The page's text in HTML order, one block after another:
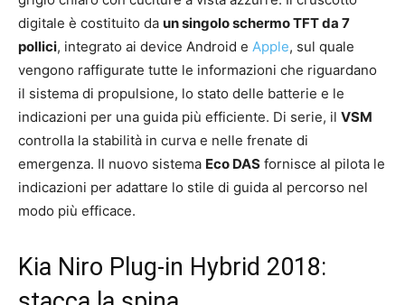
digitale è costituito da un singolo schermo TFT da 7
pollici, integrato ai device Android e Apple, sul quale
vengono raffigurate tutte le informazioni che riguardano
il sistema di propulsione, lo stato delle batterie e le
indicazioni per una guida più efficiente. Di serie, il VSM
controlla la stabilità in curva e nelle frenate di
emergenza. Il nuovo sistema Eco DAS fornisce al pilota le
indicazioni per adattare lo stile di guida al percorso nel
modo più efficace.
Kia Niro Plug-in Hybrid 2018: